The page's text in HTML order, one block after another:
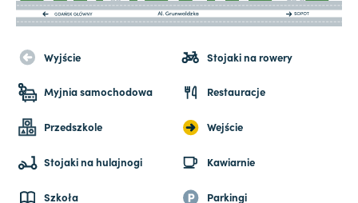
Wyjście Stojaki na rowery
Myjnia samochodowa Restauracje
Przedszkole Wejście
Stojaki na hulajnogi Kawiarnie
Szkoła Parkingi